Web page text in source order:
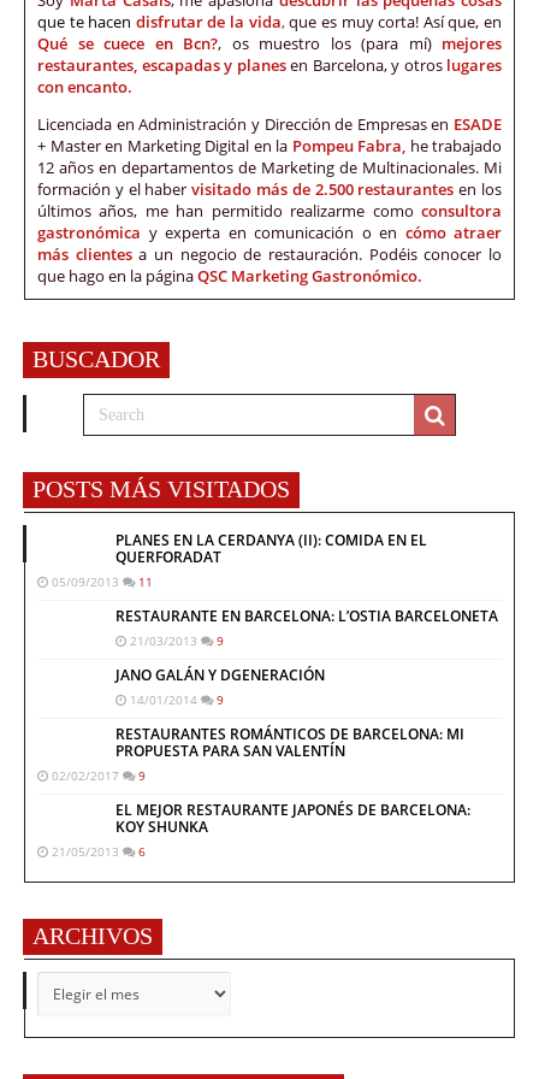
que te hacen disfrutar de la vida,que es muy corta! Así que, en
Qué se cuece en Bcn?, os muestro los (para mí) mejores
restaurantes, escapadas y planesen Barcelona, y otros lugares
con encanto.
Licenciada en Administración y Dirección de Empresas en ESADE
+ Master en Marketing Digital en la Pompeu Fabra, he trabajado
12 años en departamentos de Marketing de Multinacionales. Mi
formación y el habervisitado más de 2.500 restaurantes en los
últimos años, me han permitido realizarme como consultora
gastronómica y experta en comunicación o en cómo atraer
más clientes a un negocio de restauración. Podéis conocer lo
que hago en la páginaQSC Marketing Gastronómico.
BUSCADOR
POSTS MÁS VISITADOS
PLANES EN LA CERDANYA (II): COMIDA EN EL
QUERFORADAT
05/09/2013 11
RESTAURANTE EN BARCELONA: L’OSTIA BARCELONETA
21/03/2013 9
JANO GALÁN Y DGENERACIÓN
14/01/2014 9
RESTAURANTES ROMÁNTICOS DE BARCELONA: MI
PROPUESTA PARA SAN VALENTÍN
02/02/2017 9
EL MEJOR RESTAURANTE JAPONÉS DE BARCELONA:
KOY SHUNKA
21/05/2013 6
ARCHIVOS
ARCHIVOS